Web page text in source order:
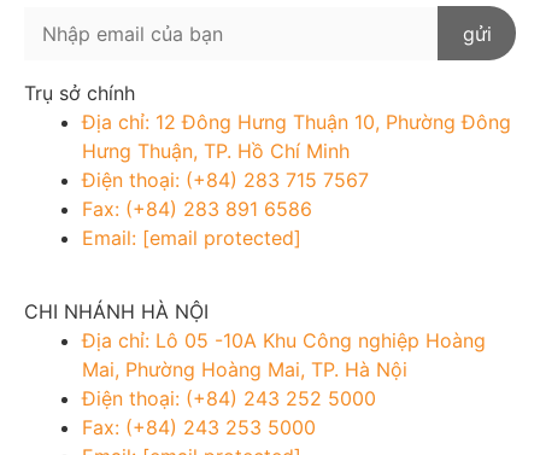
Trụ sở chính
Địa chỉ: 12 Đông Hưng Thuận 10, Phường Đông
Hưng Thuận, TP. Hồ Chí Minh
Điện thoại: (+84) 283 715 7567
Fax: (+84) 283 891 6586
Email: [email protected]
CHI NHÁNH HÀ NỘI
Địa chỉ: Lô 05 -10A Khu Công nghiệp Hoàng
Mai, Phường Hoàng Mai, TP. Hà Nội
Điện thoại: (+84) 243 252 5000
Fax: (+84) 243 253 5000